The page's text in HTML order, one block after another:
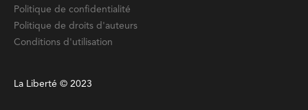
Politique de confidentialité
Politique de droits d'auteurs
Conditions d'utilisation
La Liberté © 2023